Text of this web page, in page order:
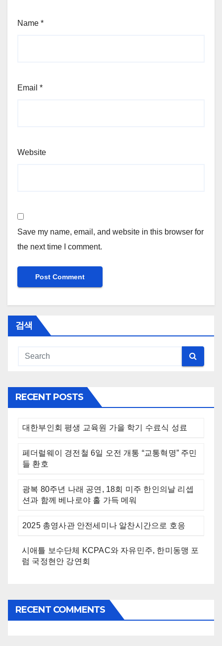
Name *
Email *
Website
Save my name, email, and website in this browser for
the next time I comment.
검색
RECENT POSTS
대한부인회 평생 교육원 가을 학기 수료식 성료
페더럴웨이 경전철 6일 오전 개통 “교통혁명” 주민
들 환호
광복 80주년 나래 공연, 18회 미주 한인의날 리셉
션과 함께 베나로야 홀 가득 메워
2025 총영사관 안전세미나 알찬시간으로 호응
시애틀 보수단체 KCPAC와 자유민주, 한미동맹 포
럼 국정현안 강연회
RECENT COMMENTS